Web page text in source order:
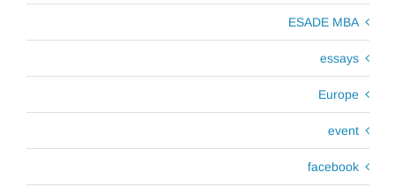
ESADE MBA
essays
Europe
event
facebook